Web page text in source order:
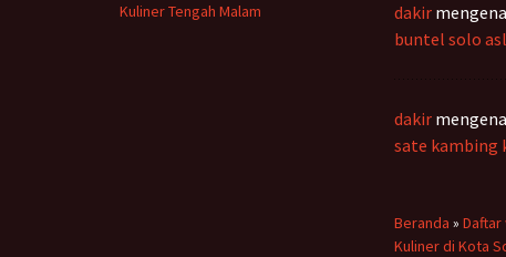
Kuliner Tengah Malam
dakir
buntel solo
dakir
sate kambing
Beranda » Daftar
Kuliner di Kota